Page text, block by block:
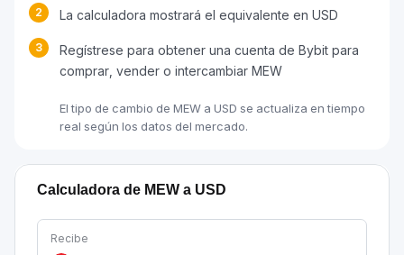
2 La calculadora mostrará el equivalente en USD
3
Regístrese para obtener una cuenta de Bybit para
comprar, vender o intercambiar MEW
El tipo de cambio de MEW a USD se actualiza en tiempo
real según los datos del mercado.
Calculadora de MEW a USD
Recibe